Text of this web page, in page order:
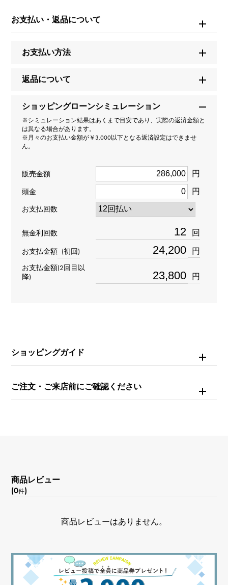
アルファ 【受注生産品】 イニシャルペンダントトップ
【X】Sサイズ【正規品】
ブランド名
ユキザキ
モデル名
アルファ
型番
Y.ALPHA.12.9.X.S
タイプ
男女兼用
種類
＞アルファベット × ペンヘッド
イニシャル＞イニシャル × ペンヘッド
モチーフサイズ
お支払い・返品について
お支払い方法
返品について
ショッピングローンシミュレーション
※シミュレーション結果はあくまで目安であり、実際の返済金額と
は異なる場合があります。
※月々のお支払い金額が￥3,000以下となる返済設定はできませ
ん。
販売金額 円
頭金 円
お支払回数
無金利回数 回
お支払金額 (初回) 円
お支払金額(2回目以
降)
円
ショッピングガイド
ご注文・ご来店前にご確認ください
商品レビュー
(0件)
商品レビューはありません。